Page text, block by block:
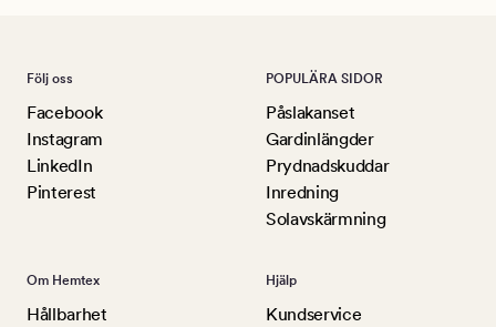
Följ oss
Facebook
Instagram
LinkedIn
Pinterest
POPULÄRA SIDOR
Påslakanset
Gardinlängder
Prydnadskuddar
Inredning
Solavskärmning
Om Hemtex
Hållbarhet
Hjälp
Kundservice